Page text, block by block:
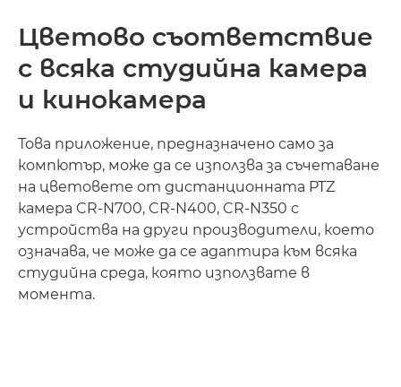
Цветово съответствие
с всяка студийна камера
и кинокамера
Това приложение, предназначено само за
компютър, може да се използва за съчетаване
на цветовете от дистанционната PTZ
камера CR-N700, CR-N400, CR-N350 с
устройства на други производители, което
означава, че може да се адаптира към всяка
студийна среда, която използвате в
момента.